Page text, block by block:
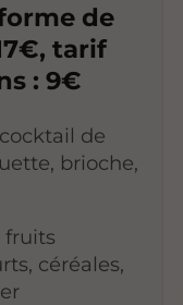
de
tarif
: 9€
de
brioche,
fruits
céréales,